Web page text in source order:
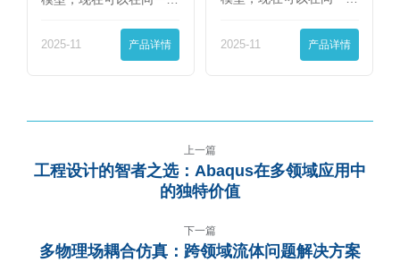
2025-11 产品详情 2025-11 产品详情
上一篇
工程设计的智者之选：Abaqus在多领域应用中
的独特价值
下一篇
多物理场耦合仿真：跨领域流体问题解决方案